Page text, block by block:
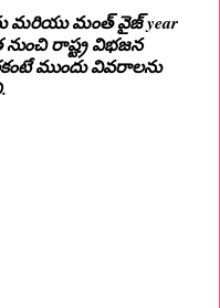
మరియు మంత్ వైజ్ year
నుంచి రాష్ట్ర విభజన
ముందు వివరాలను